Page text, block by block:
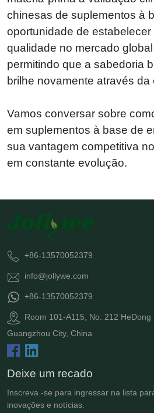
chinesas de suplementos à
oportunidade de
qualidade no mercado
permitindo que a sabedoria
brilhe novamente através
Vamos conversar sobre
em suplementos à base de
sua vantagem competitiva
em constante evolução.
+86-13570052379
info@jollywe.com
+86-13570052379
Room 101-A115, No. 212 HeDong
Guangzhou City, China
Deixe um recado
Inscreva -se para ingressar na lista
inovações e notícias.